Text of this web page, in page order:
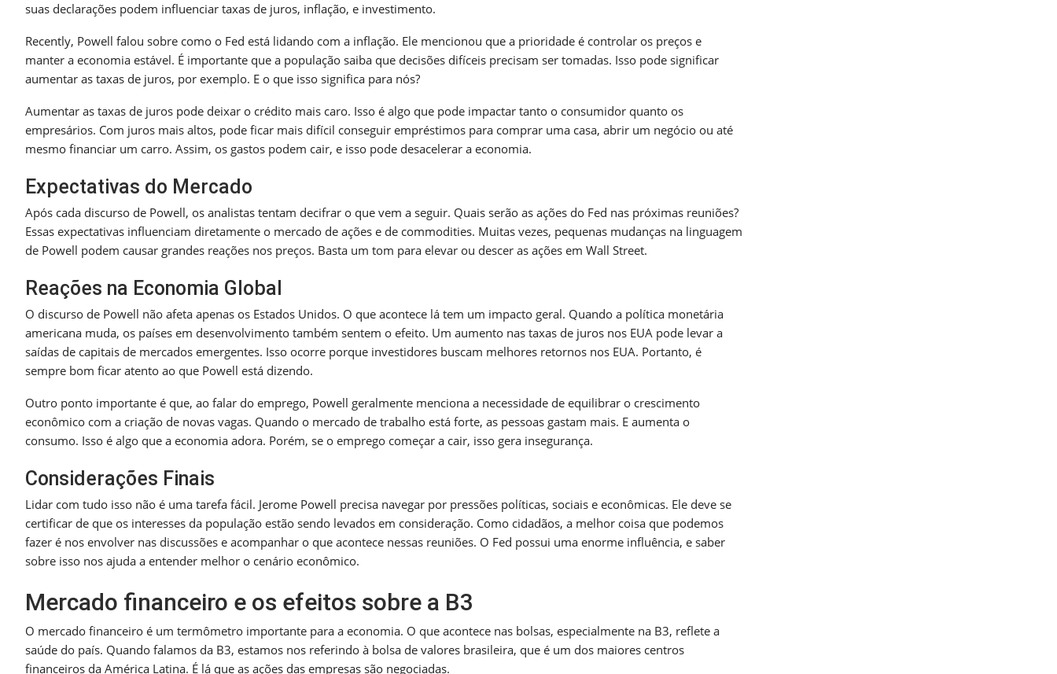
suas declarações podem influenciar taxas de juros, inflação, e investimento.
Recently, Powell falou sobre como o Fed está lidando com a inflação. Ele mencionou que a prioridade é controlar os preços e
manter a economia estável. É importante que a população saiba que decisões difíceis precisam ser tomadas. Isso pode significar
aumentar as taxas de juros, por exemplo. E o que isso significa para nós?
Aumentar as taxas de juros pode deixar o crédito mais caro. Isso é algo que pode impactar tanto o consumidor quanto os
empresários. Com juros mais altos, pode ficar mais difícil conseguir empréstimos para comprar uma casa, abrir um negócio ou até
mesmo financiar um carro. Assim, os gastos podem cair, e isso pode desacelerar a economia.
Expectativas do Mercado
Após cada discurso de Powell, os analistas tentam decifrar o que vem a seguir. Quais serão as ações do Fed nas próximas reuniões?
Essas expectativas influenciam diretamente o mercado de ações e de commodities. Muitas vezes, pequenas mudanças na linguagem
de Powell podem causar grandes reações nos preços. Basta um tom para elevar ou descer as ações em Wall Street.
Reações na Economia Global
O discurso de Powell não afeta apenas os Estados Unidos. O que acontece lá tem um impacto geral. Quando a política monetária
americana muda, os países em desenvolvimento também sentem o efeito. Um aumento nas taxas de juros nos EUA pode levar a
saídas de capitais de mercados emergentes. Isso ocorre porque investidores buscam melhores retornos nos EUA. Portanto, é
sempre bom ficar atento ao que Powell está dizendo.
Outro ponto importante é que, ao falar do emprego, Powell geralmente menciona a necessidade de equilibrar o crescimento
econômico com a criação de novas vagas. Quando o mercado de trabalho está forte, as pessoas gastam mais. E aumenta o
consumo. Isso é algo que a economia adora. Porém, se o emprego começar a cair, isso gera insegurança.
Considerações Finais
Lidar com tudo isso não é uma tarefa fácil. Jerome Powell precisa navegar por pressões políticas, sociais e econômicas. Ele deve se
certificar de que os interesses da população estão sendo levados em consideração. Como cidadãos, a melhor coisa que podemos
fazer é nos envolver nas discussões e acompanhar o que acontece nessas reuniões. O Fed possui uma enorme influência, e saber
sobre isso nos ajuda a entender melhor o cenário econômico.
Mercado financeiro e os efeitos sobre a B3
O mercado financeiro é um termômetro importante para a economia. O que acontece nas bolsas, especialmente na B3, reflete a
saúde do país. Quando falamos da B3, estamos nos referindo à bolsa de valores brasileira, que é um dos maiores centros
financeiros da América Latina. É lá que as ações das empresas são negociadas.